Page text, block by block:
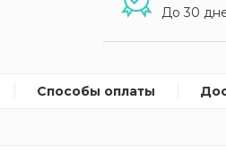
До 30
Способы оплаты